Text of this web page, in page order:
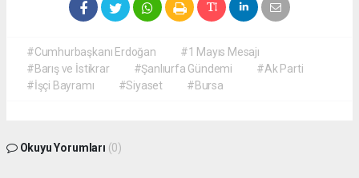
#Cumhurbaşkanı Erdoğan
#1 Mayıs Mesajı
#Barış ve İstikrar
#Şanlıurfa Gündemi
#Ak Parti
#İşçi Bayramı
#Siyaset #Bursa
Okuyu Yorumları (0)